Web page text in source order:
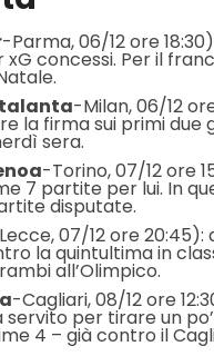
-Parma, 06/12 ore
concessi. Per il
-Milan, 06/12
la firma sui primi
sera.
-Torino, 07/12 ore
7 partite per lui. In
disputate.
07/12 ore
la quintultima in
all’Olimpico.
-Cagliari, 08/12 ore
per tirare un
4 – già contro il